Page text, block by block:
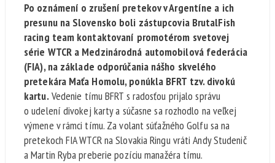
Po oznámení o zrušení pretekov v Argentíne a ich
presunu na Slovensko boli zástupcovia BrutalFish
racing team kontaktovaní promotérom svetovej
série WTCR a Medzinárodná automobilová federácia
(FIA), na základe odporúčania nášho skvelého
pretekára Maťa Homolu, ponúkla BFRT tzv. divokú
kartu.Vedenie tímu BFRT s radosťou prijalo správu
o udelení divokej karty a súčasne sa rozhodlo na veľkej
výmene v rámci tímu. Za volant súťažného Golfu sa na
pretekoch FIA WTCR na Slovakia Ringu vráti Andy Studenič
a Martin Ryba preberie pozíciu manažéra tímu.